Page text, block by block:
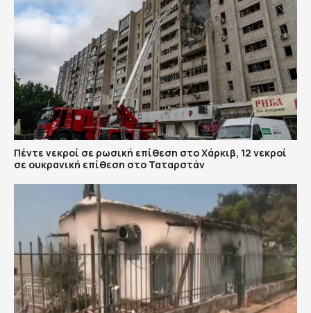
Πέντε νεκροί σε ρωσική επίθεση στο Χάρκιβ, 12 νεκροί
σε ουκρανική επίθεση στο Ταταρστάν